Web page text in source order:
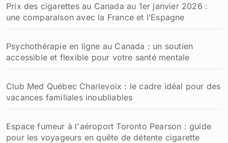
Prix des cigarettes au Canada au 1er janvier 2026 :
une comparaison avec la France et l’Espagne
Psychothérapie en ligne au Canada : un soutien
accessible et flexible pour votre santé mentale
Club Med Québec Charlevoix : le cadre idéal pour des
vacances familiales inoubliables
Espace fumeur à l'aéroport Toronto Pearson : guide
pour les voyageurs en quête de détente cigarette